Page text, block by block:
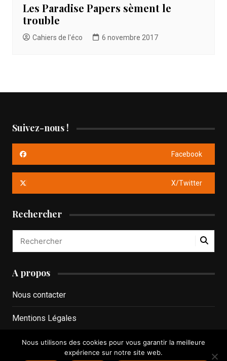
Les Paradise Papers sèment le
trouble
Cahiers de l'éco 6 novembre 2017
Suivez-nous !
Facebook
X/Twitter
Rechercher
A propos
Nous contacter
Mentions Légales
Politique de confidentialité
Nous utilisons des cookies pour vous garantir la meilleure
expérience sur notre site web.